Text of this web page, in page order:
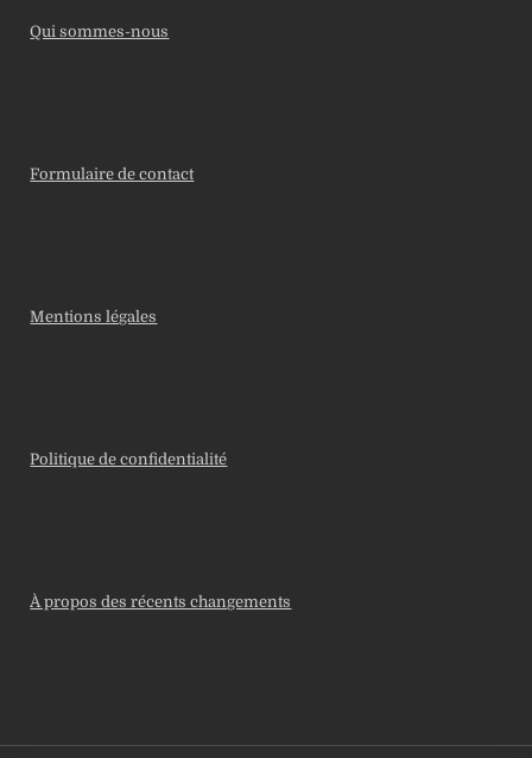
Qui sommes-nous
Formulaire de contact
Mentions légales
Politique de confidentialité
À propos des récents changements